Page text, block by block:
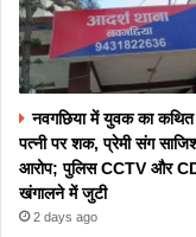
नवगछिया में युवक का
पत्नी पर शक, प्रेमी संग
आरोप; पुलिस CCTV और
खंगालने में जुटी
2 days ago